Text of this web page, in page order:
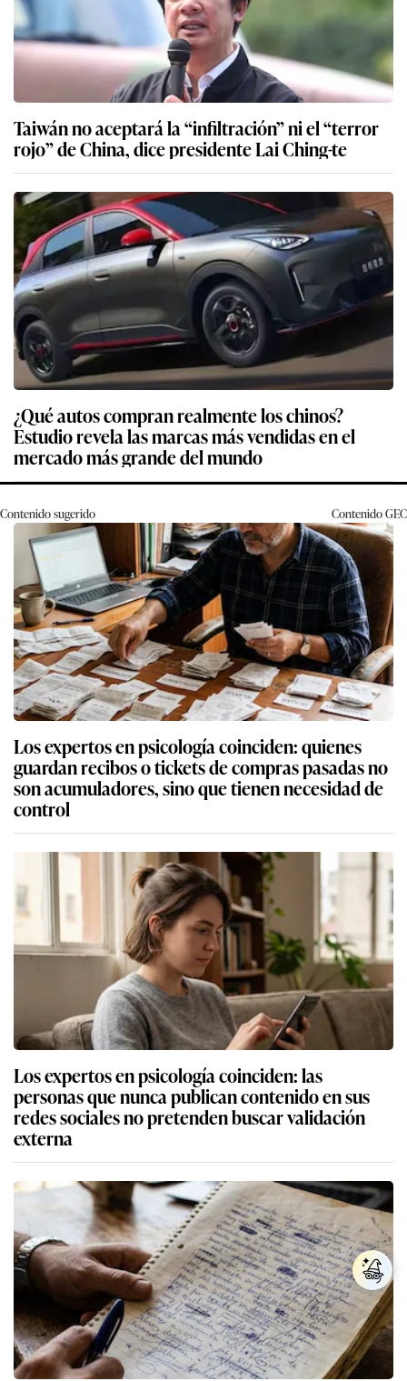
Taiwán no aceptará la “infiltración” ni el “terror
rojo” de China, dice presidente Lai Ching-te
¿Qué autos compran realmente los chinos?
Estudio revela las marcas más vendidas en el
mercado más grande del mundo
Contenido sugerido ContenidoGEC
Los expertos en psicología coinciden: quienes
guardan recibos o tickets de compras pasadas no
son acumuladores, sino que tienen necesidad de
control
Los expertos en psicología coinciden: las
personas que nunca publican contenido en sus
redes sociales no pretenden buscar validación
externa